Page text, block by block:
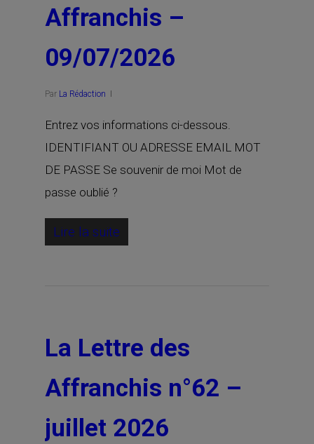
Affranchis –
09/07/2026
Par La Rédaction
Entrez vos informations ci-dessous.
IDENTIFIANT OU ADRESSE EMAIL MOT
DE PASSE Se souvenir de moi Mot de
passe oublié ?
Lire la suite
La Lettre des
Affranchis n°62 –
juillet 2026